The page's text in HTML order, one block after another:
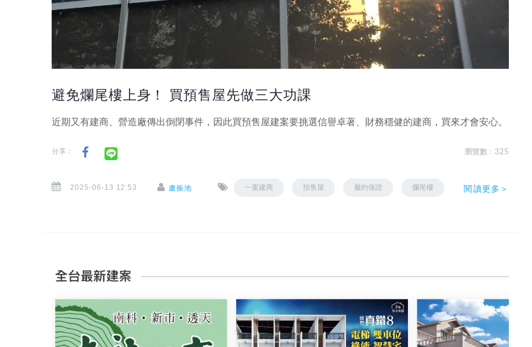
避免爛尾樓上身！ 買預售屋先做三大功課
近期又有建商、營造廠傳出倒閉事件，因此買預售屋建案要挑選信譽卓著、財務穩健的建商，買來才會安心。
分享： 瀏覽數 : 325
2025-06-13 12:53 盧振池 一案建商 預售屋 履約保證 爛尾樓 閱讀更多＞